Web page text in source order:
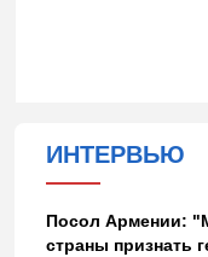
ИНТЕРВЬЮ
Посол Армении:
страны признать